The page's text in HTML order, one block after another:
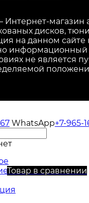
Интернет-
дисков,
на данном сайте
информационный
не является
WhatsApp+7-965-
Товар в сравнении